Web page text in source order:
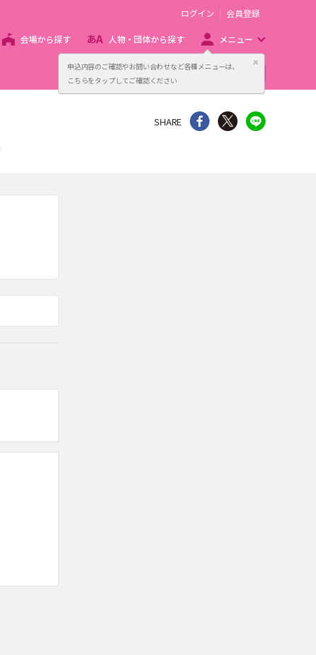
申込内容のご確認やお問い合わせなど各種メニューは、
こちらをタップしてご確認ください
閉じる
ログイン 会員登録
会場から探す 人物・団体から探す メニュー
主催者向け販売サービス
SHARE シェア Twitter